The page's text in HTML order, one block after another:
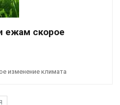
ежам скорое
изменение климата